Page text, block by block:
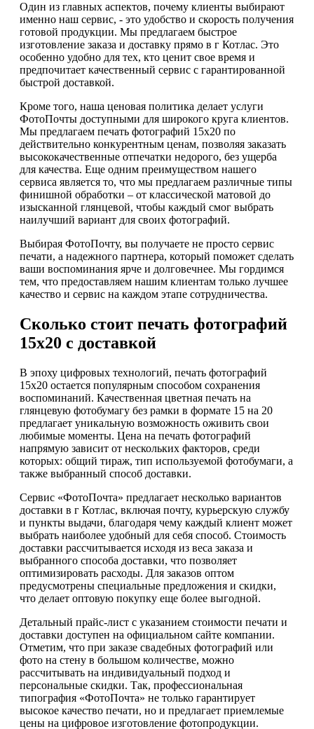
Один из главных аспектов, почему клиенты выбирают
именно наш сервис, - это удобство и скорость получения
готовой продукции. Мы предлагаем быстрое
изготовление заказа и доставку прямо в г Котлас. Это
особенно удобно для тех, кто ценит свое время и
предпочитает качественный сервис с гарантированной
быстрой доставкой.
Кроме того, наша ценовая политика делает услуги
ФотоПочты доступными для широкого круга клиентов.
Мы предлагаем печать фотографий 15х20 по
действительно конкурентным ценам, позволяя заказать
высококачественные отпечатки недорого, без ущерба
для качества. Еще одним преимуществом нашего
сервиса является то, что мы предлагаем различные типы
финишной обработки – от классической матовой до
изысканной глянцевой, чтобы каждый смог выбрать
наилучший вариант для своих фотографий.
Выбирая ФотоПочту, вы получаете не просто сервис
печати, а надежного партнера, который поможет сделать
ваши воспоминания ярче и долговечнее. Мы гордимся
тем, что предоставляем нашим клиентам только лучшее
качество и сервис на каждом этапе сотрудничества.
Сколько стоит печать фотографий
15х20 с доставкой
В эпоху цифровых технологий, печать фотографий
15х20 остается популярным способом сохранения
воспоминаний. Качественная цветная печать на
глянцевую фотобумагу без рамки в формате 15 на 20
предлагает уникальную возможность оживить свои
любимые моменты. Цена на печать фотографий
напрямую зависит от нескольких факторов, среди
которых: общий тираж, тип используемой фотобумаги, а
также выбранный способ доставки.
Сервис «ФотоПочта» предлагает несколько вариантов
доставки в г Котлас, включая почту, курьерскую службу
и пункты выдачи, благодаря чему каждый клиент может
выбрать наиболее удобный для себя способ. Стоимость
доставки рассчитывается исходя из веса заказа и
выбранного способа доставки, что позволяет
оптимизировать расходы. Для заказов оптом
предусмотрены специальные предложения и скидки,
что делает оптовую покупку еще более выгодной.
Детальный прайс-лист с указанием стоимости печати и
доставки доступен на официальном сайте компании.
Отметим, что при заказе свадебных фотографий или
фото на стену в большом количестве, можно
рассчитывать на индивидуальный подход и
персональные скидки. Так, профессиональная
типография «ФотоПочта» не только гарантирует
высокое качество печати, но и предлагает приемлемые
цены на цифровое изготовление фотопродукции.